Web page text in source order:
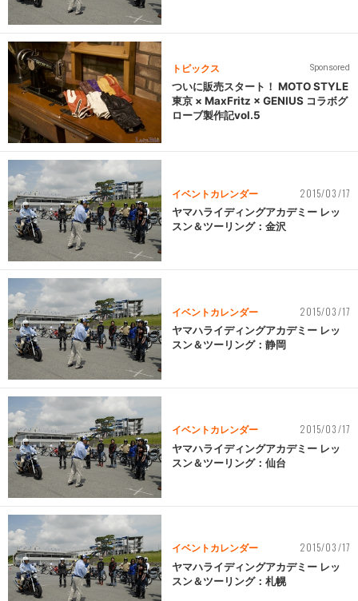
トピックス Sponsored
ついに販売スタート！ MOTO STYLE
東京 × MaxFritz × GENIUS コラボグ
ローブ製作記vol.5
イベントカレンダー 2015/03/17
ヤマハライディングアカデミー レッ
スン＆ツーリング：金沢
イベントカレンダー 2015/03/17
ヤマハライディングアカデミー レッ
スン＆ツーリング：静岡
イベントカレンダー 2015/03/17
ヤマハライディングアカデミー レッ
スン＆ツーリング：仙台
イベントカレンダー 2015/03/17
ヤマハライディングアカデミー レッ
スン＆ツーリング：札幌